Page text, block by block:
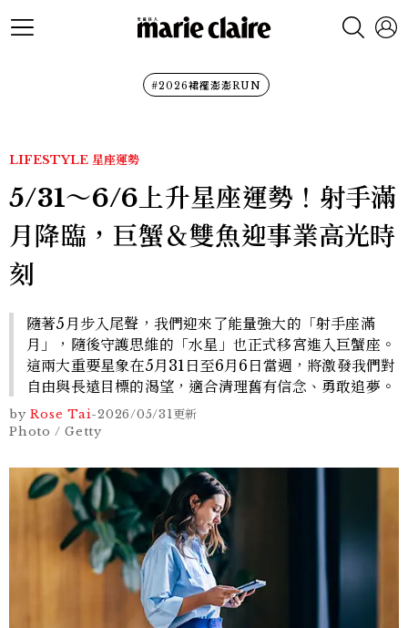
#2026裙襬澎澎RUN
LIFESTYLE 星座運勢
5/31～6/6上升星座運勢！射手滿
月降臨，巨蟹＆雙魚迎事業高光時
刻
隨著5月步入尾聲，我們迎來了能量強大的「射手座滿
月」，隨後守護思維的「水星」也正式移宮進入巨蟹座。
這兩大重要星象在5月31日至6月6日當週，將激發我們對
自由與長遠目標的渴望，適合清理舊有信念、勇敢追夢。
by Rose Tai-2026/05/31更新
Photo / Getty